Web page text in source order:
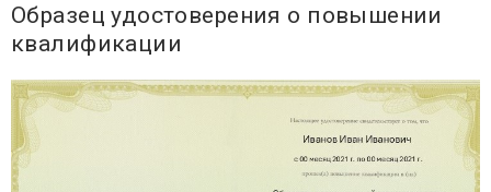
Образец удостоверения о повышении
квалификации